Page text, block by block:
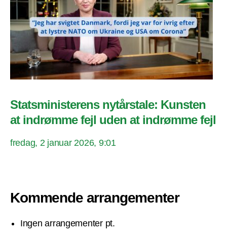
Statsministerens nytårstale: Kunsten
at indrømme fejl uden at indrømme fejl
fredag, 2 januar 2026, 9:01
Kommende arrangementer
Ingen arrangementer pt.